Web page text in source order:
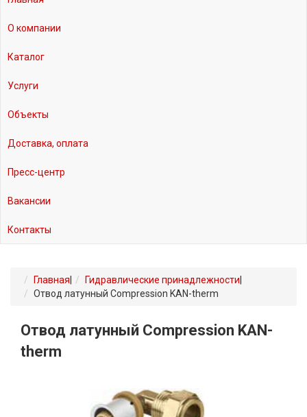
О компании
Каталог
Услуги
Объекты
Доставка, оплата
Пресс-центр
Вакансии
Контакты
Главная Гидравлические принадлежности
Отвод латунный Compression KAN-therm
Отвод латунный Compression KAN-
therm